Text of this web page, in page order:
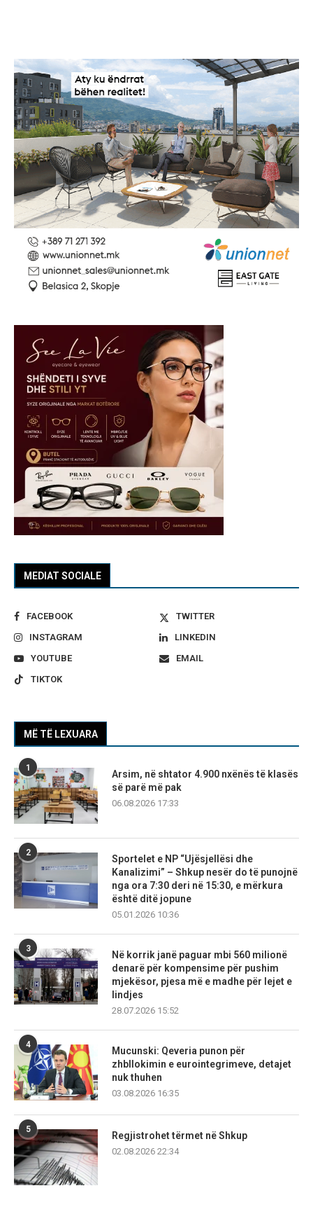
MEDIAT SOCIALE
FACEBOOK
TWITTER
INSTAGRAM
LINKEDIN
YOUTUBE
EMAIL
TIKTOK
MË TË LEXUARA
1
Arsim, në shtator 4.900 nxënës të klasës
së parë më pak
06.08.2026 17:33
2
Sportelet e NP “Ujësjellësi dhe
Kanalizimi” – Shkup nesër do të punojnë
nga ora 7:30 deri në 15:30, e mërkura
është ditë jopune
05.01.2026 10:36
3
Në korrik janë paguar mbi 560 milionë
denarë për kompensime për pushim
mjekësor, pjesa më e madhe për lejet e
lindjes
28.07.2026 15:52
4
Mucunski: Qeveria punon për
zhbllokimin e eurointegrimeve, detajet
nuk thuhen
03.08.2026 16:35
5
Regjistrohet tërmet në Shkup
02.08.2026 22:34